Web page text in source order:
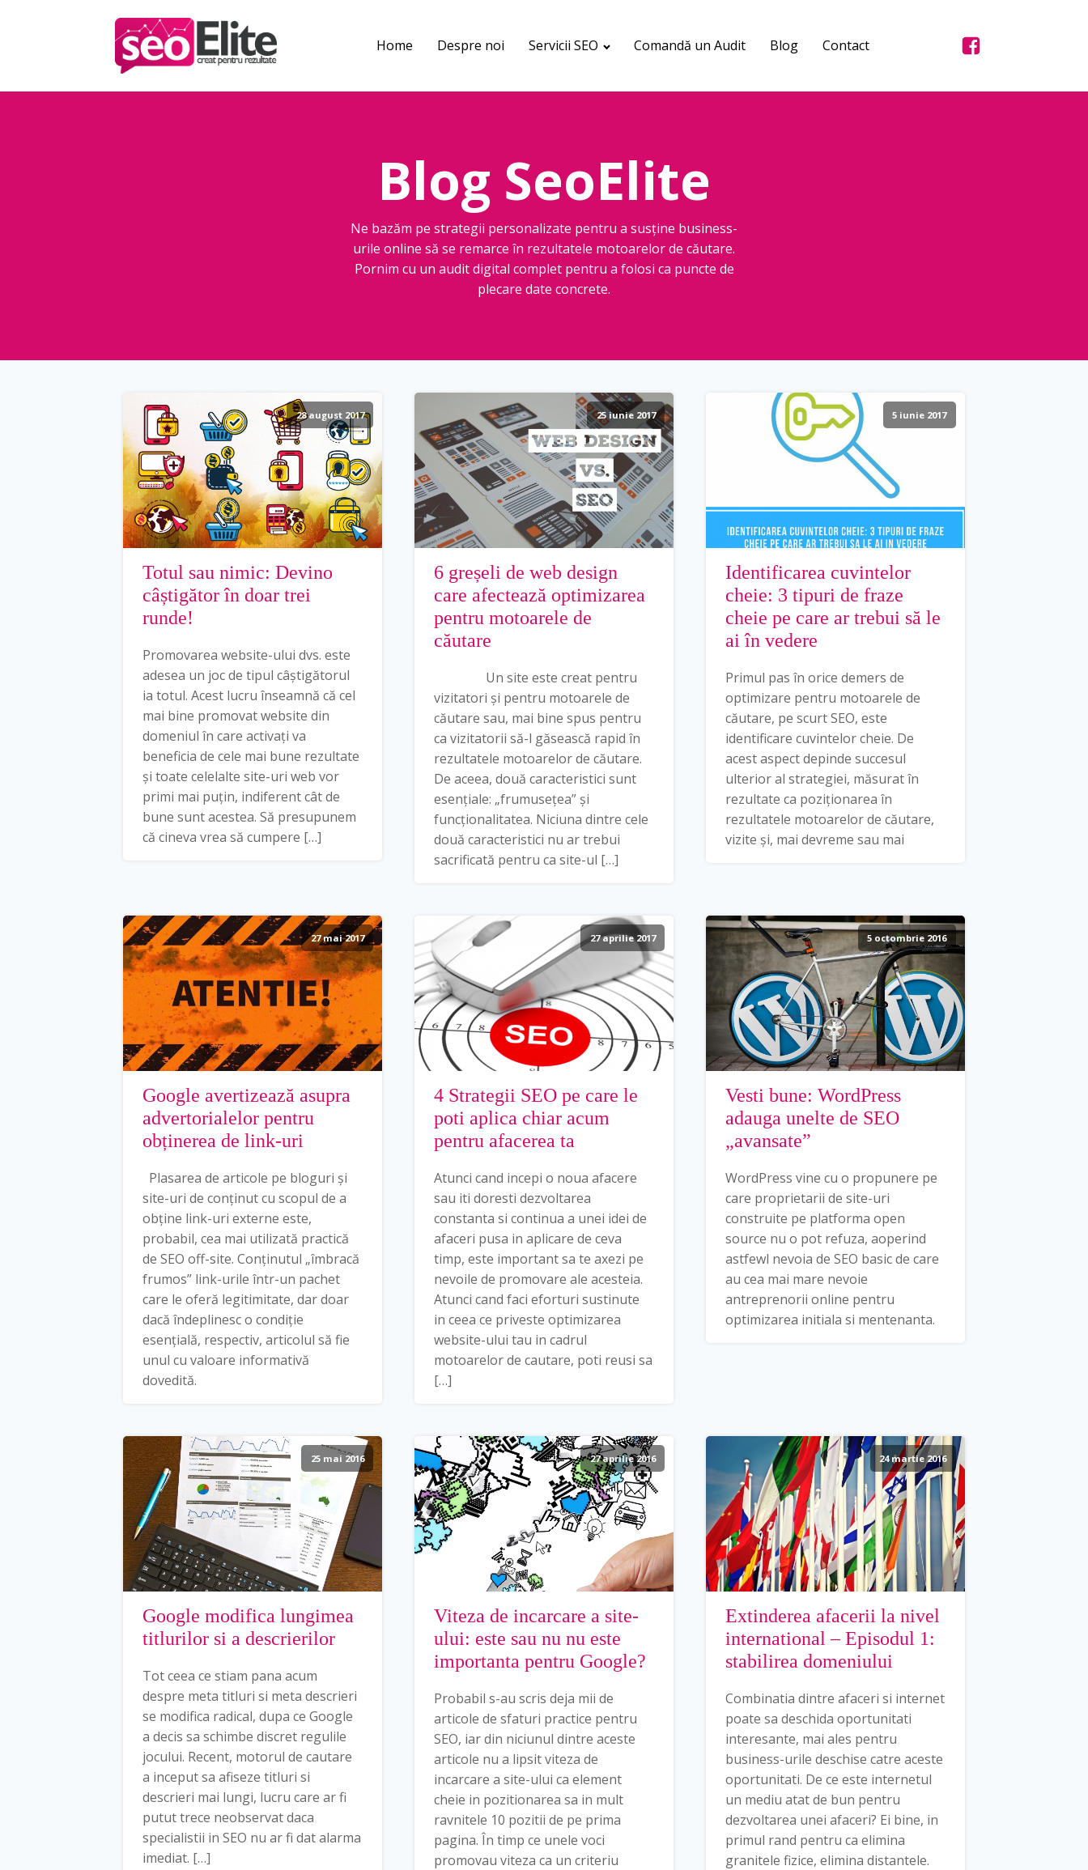
Home Despre noi Servicii SEO Comandă un Audit Blog Contact
Blog SeoElite
Ne bazăm pe strategii personalizate pentru a susține business-
urile online să se remarce în rezultatele motoarelor de căutare.
Pornim cu un audit digital complet pentru a folosi ca puncte de
plecare date concrete.
28 august 2017
Totul sau nimic: Devino
câștigător în doar trei
runde!
Promovarea website-ului dvs. este
adesea un joc de tipul câștigătorul
ia totul. Acest lucru înseamnă că cel
mai bine promovat website din
domeniul în care activați va
beneficia de cele mai bune rezultate
și toate celelalte site-uri web vor
primi mai puțin, indiferent cât de
bune sunt acestea. Să presupunem
că cineva vrea să cumpere […]
25 iunie 2017
6 greșeli de web design
care afectează optimizarea
pentru motoarele de
căutare
Un site este creat pentru
vizitatori și pentru motoarele de
căutare sau, mai bine spus pentru
ca vizitatorii să-l găsească rapid în
rezultatele motoarelor de căutare.
De aceea, două caracteristici sunt
esențiale: „frumusețea” și
funcționalitatea. Niciuna dintre cele
două caracteristici nu ar trebui
sacrificată pentru ca site-ul […]
5 iunie 2017
Identificarea cuvintelor
cheie: 3 tipuri de fraze
cheie pe care ar trebui să le
ai în vedere
Primul pas în orice demers de
optimizare pentru motoarele de
căutare, pe scurt SEO, este
identificare cuvintelor cheie. De
acest aspect depinde succesul
ulterior al strategiei, măsurat în
rezultate ca poziționarea în
rezultatele motoarelor de căutare,
vizite și, mai devreme sau mai
27 mai 2017
Google avertizează asupra
advertorialelor pentru
obținerea de link-uri
Plasarea de articole pe bloguri și
site-uri de conținut cu scopul de a
obține link-uri externe este,
probabil, cea mai utilizată practică
de SEO off-site. Conținutul „îmbracă
frumos” link-urile într-un pachet
care le oferă legitimitate, dar doar
dacă îndeplinesc o condiție
esențială, respectiv, articolul să fie
unul cu valoare informativă
dovedită.
27 aprilie 2017
4 Strategii SEO pe care le
poti aplica chiar acum
pentru afacerea ta
Atunci cand incepi o noua afacere
sau iti doresti dezvoltarea
constanta si continua a unei idei de
afaceri pusa in aplicare de ceva
timp, este important sa te axezi pe
nevoile de promovare ale acesteia.
Atunci cand faci eforturi sustinute
in ceea ce priveste optimizarea
website-ului tau in cadrul
motoarelor de cautare, poti reusi sa
[…]
5 octombrie 2016
Vesti bune: WordPress
adauga unelte de SEO
„avansate”
WordPress vine cu o propunere pe
care proprietarii de site-uri
construite pe platforma open
source nu o pot refuza, aoperind
astfewl nevoia de SEO basic de care
au cea mai mare nevoie
antreprenorii online pentru
optimizarea initiala si mentenanta.
25 mai 2016
Google modifica lungimea
titlurilor si a descrierilor
Tot ceea ce stiam pana acum
despre meta titluri si meta descrieri
se modifica radical, dupa ce Google
a decis sa schimbe discret regulile
jocului. Recent, motorul de cautare
a inceput sa afiseze titluri si
descrieri mai lungi, lucru care ar fi
putut trece neobservat daca
specialistii in SEO nu ar fi dat alarma
imediat. […]
27 aprilie 2016
Viteza de incarcare a site-
ului: este sau nu nu este
importanta pentru Google?
Probabil s-au scris deja mii de
articole de sfaturi practice pentru
SEO, iar din niciunul dintre aceste
articole nu a lipsit viteza de
incarcare a site-ului ca element
cheie in pozitionarea sa in mult
ravnitele 10 pozitii de pe prima
pagina. În timp ce unele voci
promovau viteza ca un criteriu
24 martie 2016
Extinderea afacerii la nivel
international – Episodul 1:
stabilirea domeniului
Combinatia dintre afaceri si internet
poate sa deschida oportunitati
interesante, mai ales pentru
business-urile deschise catre aceste
oportunitati. De ce este internetul
un mediu atat de bun pentru
dezvoltarea unei afaceri? Ei bine, in
primul rand pentru ca elimina
granitele fizice, elimina distantele.